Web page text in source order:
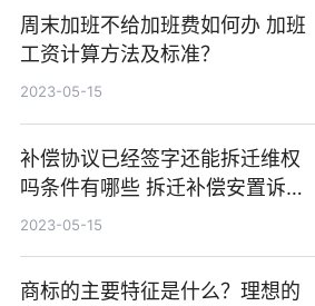
周末加班不给加班费如何办 加班
工资计算方法及标准？
2023-05-15
补偿协议已经签字还能拆迁维权
吗条件有哪些 拆迁补偿安置诉讼
时效是多长时间？
2023-05-15
商标的主要特征是什么？理想的